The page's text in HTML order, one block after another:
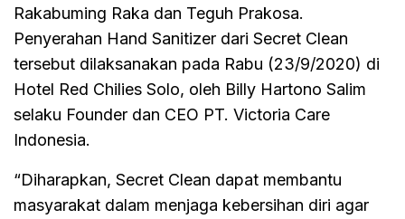
Rakabuming Raka dan Teguh Prakosa.
Penyerahan Hand Sanitizer dari Secret Clean
tersebut dilaksanakan pada Rabu (23/9/2020) di
Hotel Red Chilies Solo, oleh Billy Hartono Salim
selaku Founder dan CEO PT. Victoria Care
Indonesia.
“Diharapkan, Secret Clean dapat membantu
masyarakat dalam menjaga kebersihan diri agar